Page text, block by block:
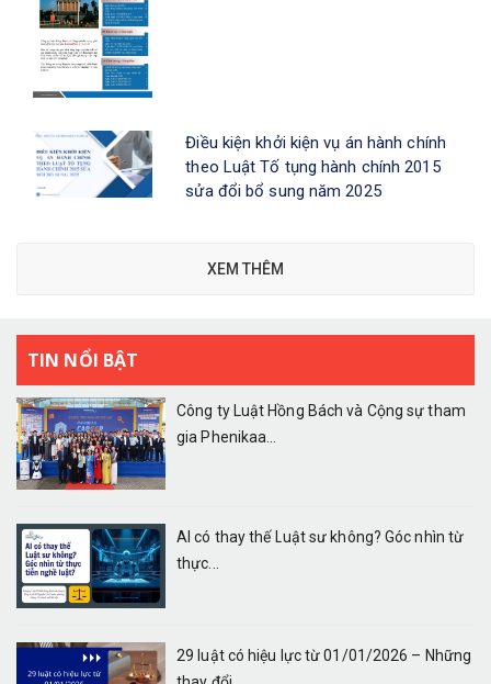
Điều kiện khởi kiện vụ án hành chính
theo Luật Tố tụng hành chính 2015
sửa đổi bổ sung năm 2025
XEM THÊM
TIN NỔI BẬT
Công ty Luật Hồng Bách và Cộng sự tham
gia Phenikaa...
AI có thay thế Luật sư không? Góc nhìn từ
thực...
29 luật có hiệu lực từ 01/01/2026 – Những